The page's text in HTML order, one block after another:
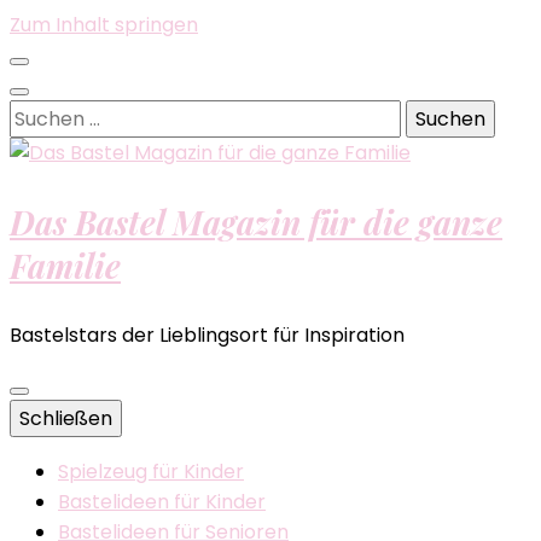
Zum Inhalt springen
Suchen
nach:
Das Bastel Magazin für die ganze
Familie
Bastelstars der Lieblingsort für Inspiration
Schließen
Spielzeug für Kinder
Bastelideen für Kinder
Bastelideen für Senioren